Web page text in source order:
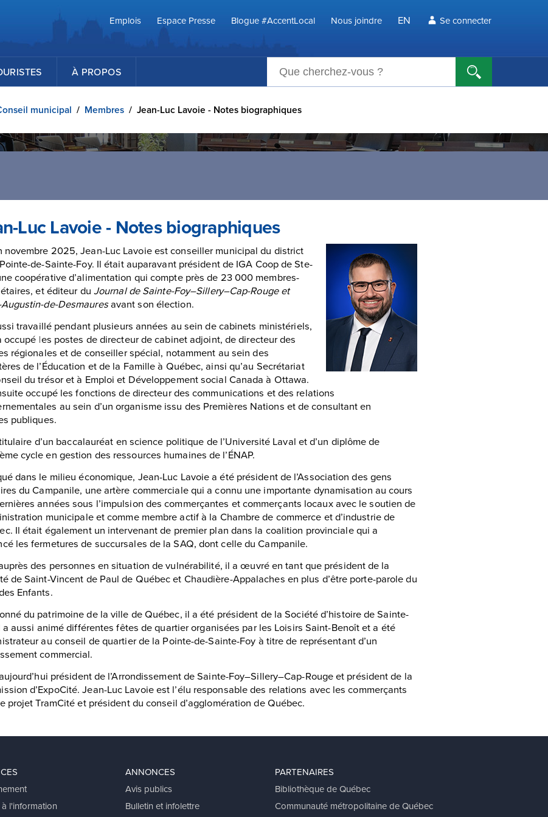
Emplois
Espace Presse Blogue #AccentLocal Nous joindre EN Se connecter
À PROPOS
municipal / Membres / Jean-Luc Lavoie - Notes biographiques
Luc Lavoie - Notes biographiques
novembre 2025, Jean-Luc Lavoie est conseiller municipal du district
de-Sainte-Foy. Il était auparavant président de IGA Coop de Ste-
coopérative d’alimentation qui compte près de 23 000 membres-
et éditeur du Journal de Sainte-Foy–Sillery–Cap-Rouge et
de-Desmauresavant son élection.
travaillé pendant plusieurs années au sein de cabinets ministériels,
occupé les postes de directeur de cabinet adjoint, de directeur des
régionales et de conseiller spécial, notamment au sein des
de l’Éducation et de la Famille à Québec, ainsi qu’au Secrétariat
du trésor et à Emploi et Développement social Canada à Ottawa.
occupé les fonctions de directeur des communications et des relations
au sein d’un organisme issu des Premières Nations et de consultant en
publiques.
d’un baccalauréat en science politique de l’Université Laval et d’un diplôme de
cycle en gestion des ressources humaines de l’ÉNAP.
dans le milieu économique, Jean-Luc Lavoie a été président de l’Association des gens
du Campanile, une artère commerciale qui a connu une importante dynamisation au cours
années sous l’impulsion des commerçantes et commerçants locaux avec le soutien de
municipale et comme membre actif à la Chambre de commerce et d’industrie de
Il était également un intervenant de premier plan dans la coalition provinciale qui a
les fermetures de succursales de la SAQ, dont celle du Campanile.
des personnes en situation de vulnérabilité, il a œuvré en tant que président de la
de Saint-Vincent de Paul de Québec et Chaudière-Appalaches en plus d’être porte-parole du
Enfants.
du patrimoine de la ville de Québec, il a été président de la Société d’histoire de Sainte-
a aussi animé différentes fêtes de quartier organisées par les Loisirs Saint-Benoît et a été
au conseil de quartier de la Pointe-de-Sainte-Foy à titre de représentant d’un
commercial.
président de l’Arrondissement de Sainte-Foy–Sillery–Cap-Rouge et président de la
d’ExpoCité. Jean-Luc Lavoie est l’élu responsable des relations avec les commerçants
projet TramCité et président du conseil d’agglomération de Québec.
l'information
ANNONCES
Avis publics
Bulletin et infolettre
PARTENAIRES
Bibliothèque de Québec
Communauté métropolitaine de Québec